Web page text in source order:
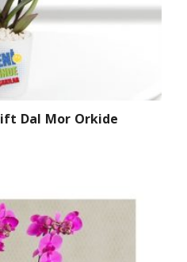
Dal Mor Orkide